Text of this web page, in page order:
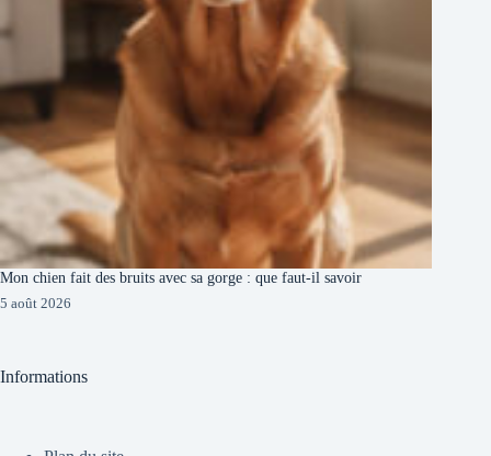
Mon chien fait des bruits avec sa gorge : que faut-il savoir
5 août 2026
Informations